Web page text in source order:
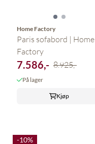
Home Factory
Paris sofabord | Home
Factory
7.586,- 8.925,-
På lager
Kjøp
-10%